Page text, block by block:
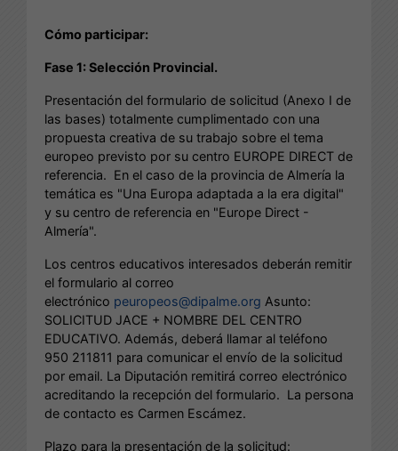
Cómo participar:
Fase 1: Selección Provincial.
Presentación del formulario de solicitud (Anexo I de
las bases) totalmente cumplimentado con una
propuesta creativa de su trabajo sobre el tema
europeo previsto por su centro EUROPE DIRECT de
referencia. En el caso de la provincia de Almería la
temática es "Una Europa adaptada a la era digital"
y su centro de referencia en "Europe Direct -
Almería".
Los centros educativos interesados deberán remitir
el formulario al correo
electrónico peuropeos@dipalme.org Asunto:
SOLICITUD JACE + NOMBRE DEL CENTRO
EDUCATIVO. Además, deberá llamar al teléfono
950 211811 para comunicar el envío de la solicitud
por email. La Diputación remitirá correo electrónico
acreditando la recepción del formulario. La persona
de contacto es Carmen Escámez.
Plazo para la presentación de la solicitud: